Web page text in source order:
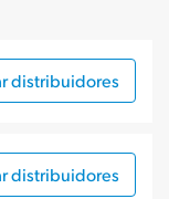
distribuidores
distribuidores